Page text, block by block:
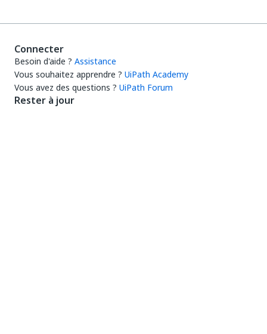
Connecter
Besoin d'aide ? Assistance
Vous souhaitez apprendre ? UiPath Academy
Vous avez des questions ? UiPath Forum
Rester à jour